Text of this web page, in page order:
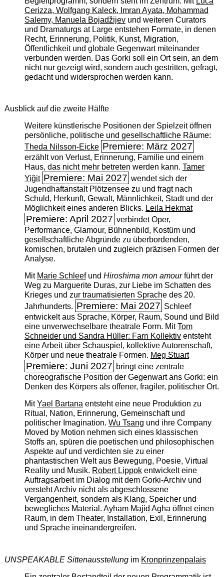
Cerizza, Wolfgang Kaleck, Imran Ayata, Mohammad
Salemy, Manuela Bojadžijevund weiteren Curators
und Dramaturgs at Large entstehen Formate, in denen
Recht, Erinnerung, Politik, Kunst, Migration,
Öffentlichkeit und globale Gegenwart miteinander
verbunden werden. Das Gorki soll ein Ort sein, an dem
nicht nur gezeigt wird, sondern auch gestritten, gefragt,
gedacht und widersprochen werden kann.
Ausblick auf die zweite Hälfte
Weitere künstlerische Positionen der Spielzeit öffnen
persönliche, politische und gesellschaftliche Räume:
Theda Nilsson-Eicke Premiere: März 2027
erzählt von Verlust, Erinnerung, Familie und einem
Haus, das nicht mehr betreten werden kann. Tamer
Yiğit Premiere: Mai 2027 wendet sich der
Jugendhaftanstalt Plötzensee zu und fragt nach
Schuld, Herkunft, Gewalt, Männlichkeit, Stadt und der
Möglichkeit eines anderen Blicks. Leila Hekmat
Premiere: April 2027 verbindet Oper,
Performance, Glamour, Bühnenbild, Kostüm und
gesellschaftliche Abgründe zu überbordenden,
komischen, brutalen und zugleich präzisen Formen der
Analyse.
Mit Marie Schleefund Hiroshima mon amourführt der
Weg zu Marguerite Duras, zur Liebe im Schatten des
Krieges und zur traumatisierten Sprache des 20.
Jahrhunderts. Premiere: Mai 2027 Schleef
entwickelt aus Sprache, Körper, Raum, Sound und Bild
eine unverwechselbare theatrale Form. MitTom
Schneider und Sandra Hüller: Farn Kollektiventsteht
eine Arbeit über Schauspiel, kollektive Autorenschaft,
Körper und neue theatrale Formen. Meg Stuart
Premiere: Juni 2027 bringt eine zentrale
choreografische Position der Gegenwart ans Gorki: ein
Denken des Körpers als offener, fragiler, politischer Ort.
MitYael Bartanaentsteht eine neue Produktion zu
Ritual, Nation, Erinnerung, Gemeinschaft und
politischer Imagination. Wu Tsang und ihre Company
Moved by Motion nehmen sich eines klassischen
Stoffs an, spüren die poetischen und philosophischen
Aspekte auf und verdichten sie zu einer
phantastischen Welt aus Bewegung, Poesie, Virtual
Reality und Musik. Robert Lippokentwickelt eine
Auftragsarbeit im Dialog mit dem Gorki-Archiv und
versteht Archiv nicht als abgeschlossene
Vergangenheit, sondern als Klang, Speicher und
bewegliches Material. Ayham Majid Aghaöffnet einen
Raum, in dem Theater, Installation, Exil, Erinnerung
und Sprache ineinandergreifen.
UNSPEAKABLE Sittenausstellungim Kronprinzenpalais